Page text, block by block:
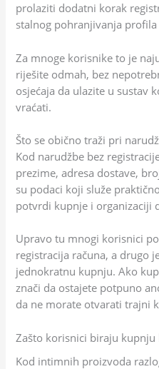
prolaziti dodatni korak
stalnog pohranjivanja
Za mnoge korisnike to je
riješite odmah, bez
osjećaja da ulazite u sustav
vraćati.
Što se obično traži pri
Kod narudžbe bez
prezime, adresa dostave,
su podaci koji služe
potvrdi kupnje i organizaciji
Upravo tu mnogi korisnici
registracija računa, a drugo
jednokratnu kupnju. Ako
znači da ostajete potpuno
da ne morate otvarati trajni
Zašto korisnici biraju kupnju
Kod intimnih proizvoda